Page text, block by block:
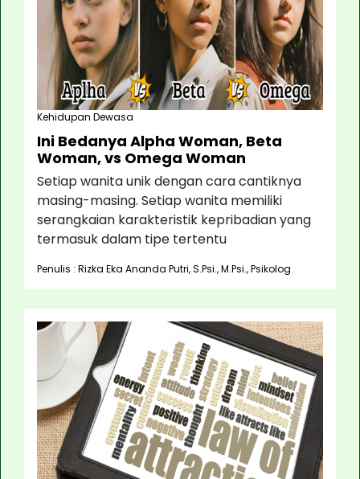
Kehidupan Dewasa
Ini Bedanya Alpha Woman, Beta
Woman, vs Omega Woman
Setiap wanita unik dengan cara cantiknya
masing-masing. Setiap wanita memiliki
serangkaian karakteristik kepribadian yang
termasuk dalam tipe tertentu
Penulis : Rizka Eka Ananda Putri, S.Psi., M.Psi., Psikolog